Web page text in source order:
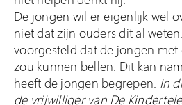
De jongen wil er eigenlijk wel
niet dat zijn ouders dit al
voorgesteld dat de jongen
zou kunnen bellen. Dit kan
heeft de jongen begrepen. In
de vrijwilliger van De